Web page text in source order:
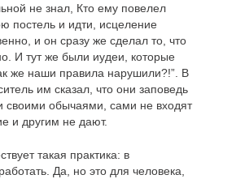
не знал, Кто ему повелел
постель и идти, исцеление
и он сразу же сделал то, что
И тут же были иудеи, которые
же наши правила нарушили?!”. В
им сказал, что они заповедь
своими обычаями, сами не входят
и другим не дают.
такая практика: в
Да, но это для человека,